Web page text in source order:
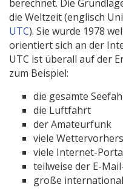
berechnet. Die
die Weltzeit (englisch
UTC). Sie wurde 1978
orientiert sich an der
UTC ist überall auf der
zum Beispiel:
die gesamte
die Luftfahrt
der Amateurfunk
viele
viele Internet-
teilweise der E-
große